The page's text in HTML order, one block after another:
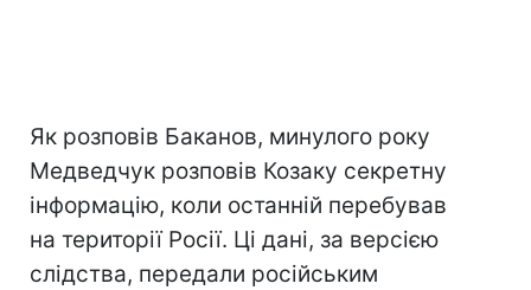
Як розповів Баканов, минулого року
Медведчук розповів Козаку секретну
інформацію, коли останній перебував
на території Росії. Ці дані, за версією
слідства, передали російським